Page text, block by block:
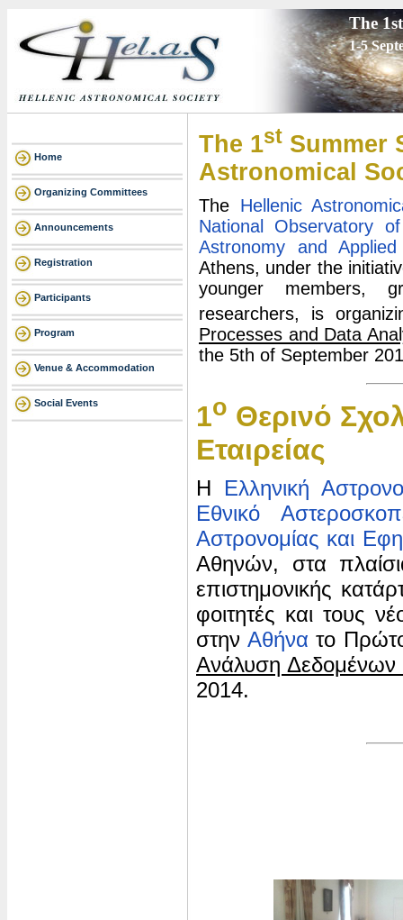
The
1-5
Home
Organizing Committees
Announcements
Registration
Participants
Program
Venue & Accommodation
Social Events
The 1st Summer
Astronomical
The Hellenic
National Observatory
Astronomy and
Athens, under the
younger members,
researchers, is
Processes and Data
the 5th of September
1o Θερινό
Εταιρείας
Η Ελληνική
Εθνικό
Αστρονομίας και
Αθηνών, στα
επιστημονικής
φοιτητές και τους
στην Αθήνα το
Ανάλυση Δεδομένων
2014.